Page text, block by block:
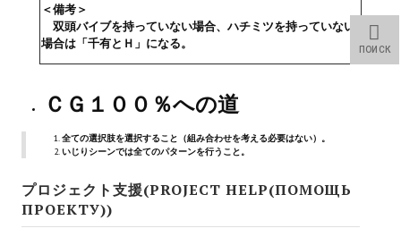
Sacred Gold Remaster Fan Edition
Red Faction remaster Fan Edition
Aliens versus Predator 1 Remaster Fan Edition
Age of Pirates: Caribbean Tales Remaster Fan Edition
Sea Dogs - City of Abandoned Ships Remaster Fan Edition
＜備考＞
双頭バイブを持っていない場合、ハチミツを持っていない
場合は「千有とＨ」になる。
ＣＧ１００％への道
全ての選択肢を選択すること（組み合わせを考える必要はない）。
いじりシーンでは全てのパターンを行うこと。
プロジェクト支援(PROJECT HELP(ПОМОЩЬ
ПРОЕКТУ))
ПОИСК